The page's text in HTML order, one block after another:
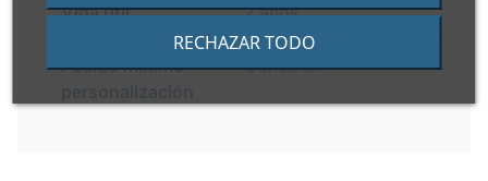
RECHAZAR TODO
Vida útil 2 años
Pedido mínimo
Consultar